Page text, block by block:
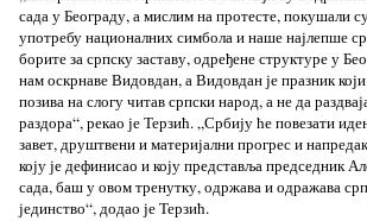
сада у Београду, а мислим на протесте, покушали
употребу националних симбола и наше најлепше
борите за српску заставу, одређене структуре у
нам оскрнаве Видовдан, а Видовдан је празник
позива на слогу читав српски народ, а не да
раздора“, рекао је Терзић. „Србију ће повезати
завет, друштвени и материјални прогрес и
коју је дефинисао и коју представља председник
сада, баш у овом тренутку, одржава и одражава
јединство“, додао је Терзић.